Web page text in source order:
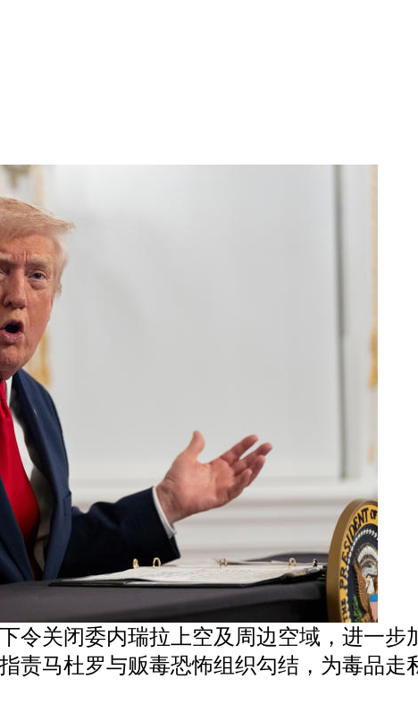
令关闭委内瑞拉上空及周边空域，进一
责马杜罗与贩毒恐怖组织勾结，为毒品走